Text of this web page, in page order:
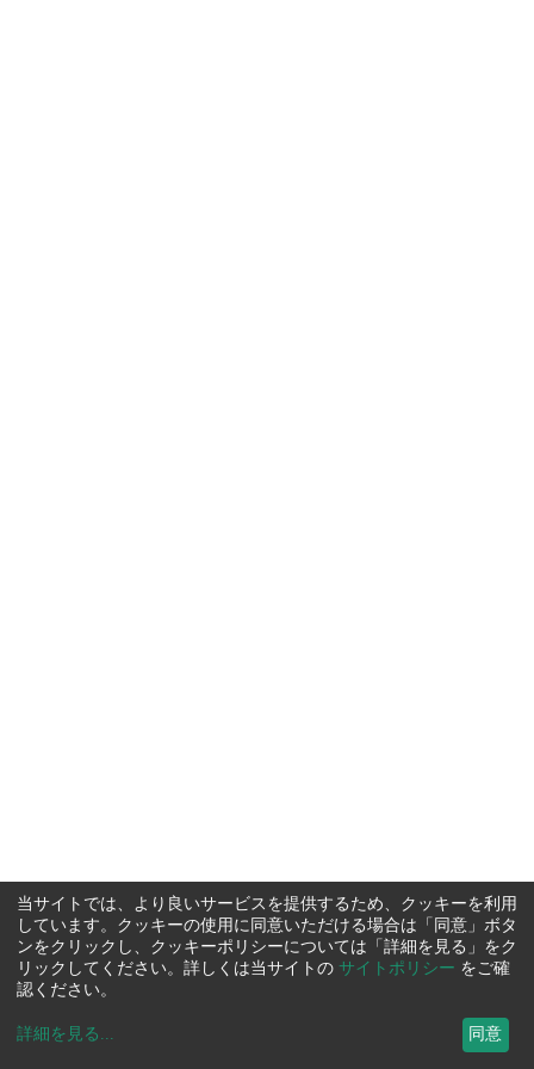
当サイトでは、より良いサービスを提供するため、クッキーを利用
しています。クッキーの使用に同意いただける場合は「同意」ボタ
ンをクリックし、クッキーポリシーについては「詳細を見る」をク
リックしてください。詳しくは当サイトの サイトポリシー をご確
認ください。
詳細を見る ... 同意